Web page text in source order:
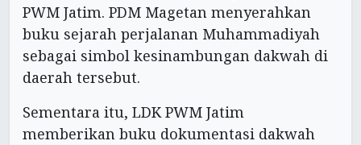
PWM Jatim. PDM Magetan menyerahkan
buku sejarah perjalanan Muhammadiyah
sebagai simbol kesinambungan dakwah di
daerah tersebut.
Sementara itu, LDK PWM Jatim
memberikan buku dokumentasi dakwah